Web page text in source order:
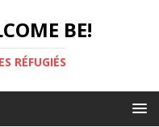
BE!
RÉFUGIÉS